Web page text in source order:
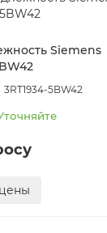
Siemens
3RT1934-5BW42